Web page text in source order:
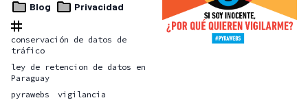
Blog
Privacidad
conservación de datos de
tráfico
ley de retencion de datos en
Paraguay
pyrawebs
vigilancia